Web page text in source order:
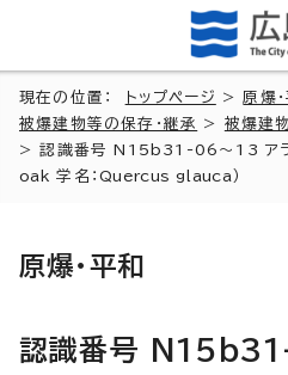
現在の位置： トップページ >原爆
被爆建物等の保存・継承
> 被爆建
> 認識番号 N15b31-06～13 アラ
oak 学名： Quercus glauca ）
原爆・平和
認識番号